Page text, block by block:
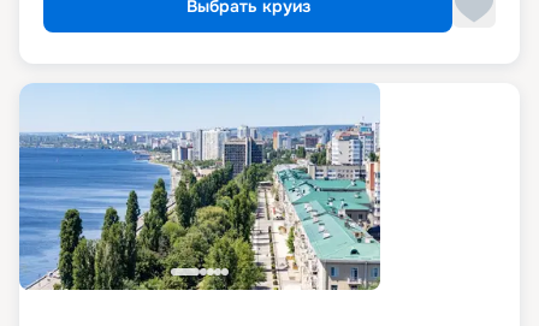
Выбрать круиз